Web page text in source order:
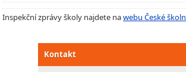
Inspekční zprávy školy najdete nawebu České
Kontakt